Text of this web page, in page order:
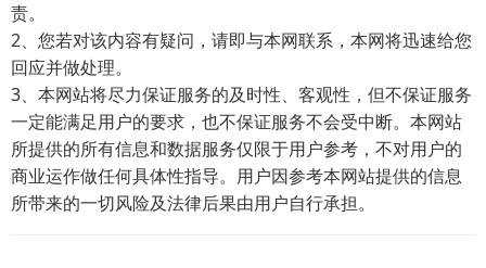
责。
2、您若对该内容有疑问，请即与本网联系，本网将迅速给您
回应并做处理。
3、本网站将尽力保证服务的及时性、客观性，但不保证服务
一定能满足用户的要求，也不保证服务不会受中断。本网站
所提供的所有信息和数据服务仅限于用户参考，不对用户的
商业运作做任何具体性指导。用户因参考本网站提供的信息
所带来的一切风险及法律后果由用户自行承担。